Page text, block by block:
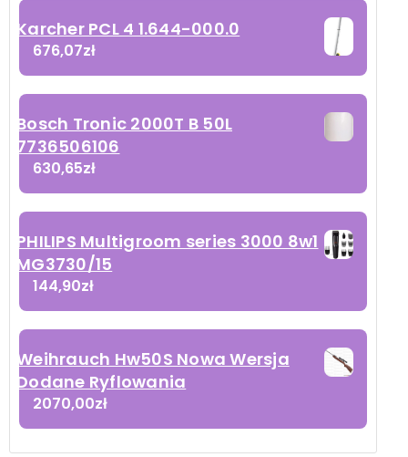
Karcher PCL 4 1.644-000.0
676,07zł
Bosch Tronic 2000T B 50L
7736506106
630,65zł
PHILIPS Multigroom series 3000 8w1
MG3730/15
144,90zł
Weihrauch Hw50S Nowa Wersja
Dodane Ryflowania
2070,00zł